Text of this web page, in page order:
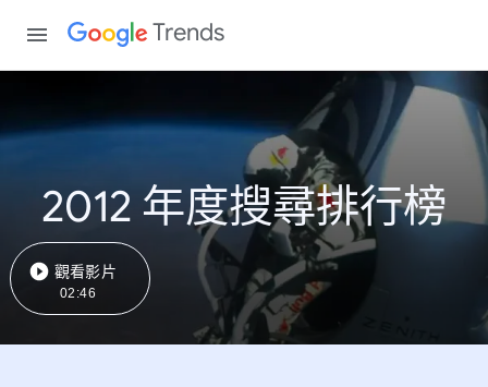
Trends
2012 年度搜尋排行榜
觀看影片
02:46